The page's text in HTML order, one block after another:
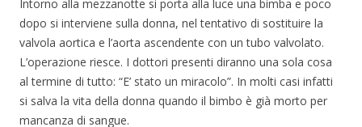
Intorno alla mezzanotte si porta alla luce una bimba e poco
dopo si interviene sulla donna, nel tentativo di sostituire la
valvola aortica e l’aorta ascendente con un tubo valvolato.
L’operazione riesce. I dottori presenti diranno una sola cosa
al termine di tutto: “E’ stato un miracolo”. In molti casi infatti
si salva la vita della donna quando il bimbo è già morto per
mancanza di sangue.